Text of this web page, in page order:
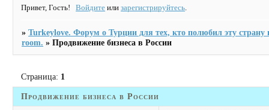
Привет, Гость! Войдите илизарегистрируйтесь.
»Turkeylove. Форум о Турции для тех, кто полюбил эту страну
room. »Продвижение бизнеса в России
Продвижение бизнеса в России
Страница: 1